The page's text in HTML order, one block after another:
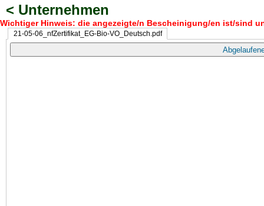
< Unternehmen
Wichtiger Hinweis: die angezeigte/n Bescheinigung/en ist/sind
21-05-06_nfZertifikat_EG-Bio-VO_Deutsch.pdf